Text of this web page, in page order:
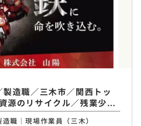
造職／三木市／関西トッ
源のリサイクル／残業少な
造職｜現場作業員（三木）